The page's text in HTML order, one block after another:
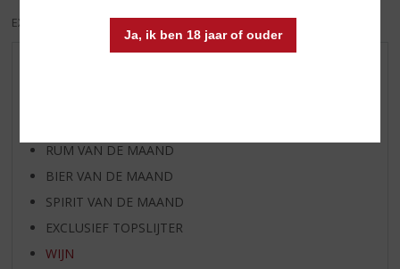
Ja, ik ben 18 jaar of ouder
EXCL. BTW INCL. BTW
RUM VAN DE MAAND
BIER VAN DE MAAND
SPIRIT VAN DE MAAND
EXCLUSIEF TOPSLIJTER
WIJN